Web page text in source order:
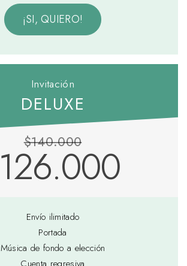
¡SI, QUIERO!
Invitación
DELUXE
$140.000
126.000
Envío ilimitado
Portada
Música de fondo a elección